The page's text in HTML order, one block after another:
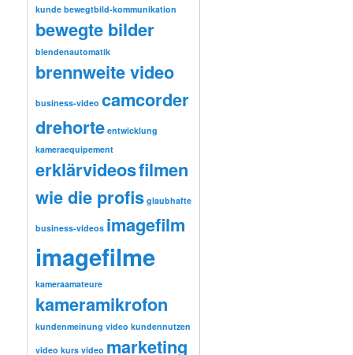
kunde bewegtbild-kommunikation
bewegte bilder
blendenautomatik
brennweite video
business-video camcorder
drehorte entwicklung
kameraequipement
erklärvideosfilmen
wie die profis glaubhafte
business-videos imagefilm
imagefilme
kameraamateure
kameramikrofon
kundenmeinung video kundennutzen
video kurs video marketing